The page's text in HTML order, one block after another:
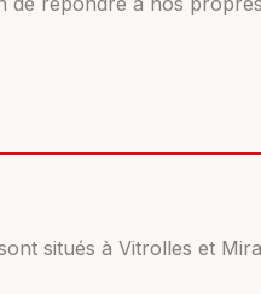
situés à Vitrolles et